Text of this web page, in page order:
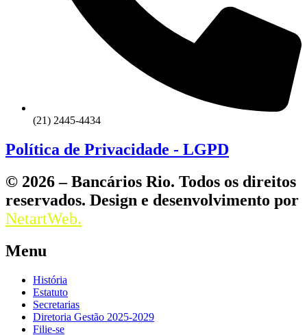
(21) 2445-4434
Política de Privacidade - LGPD
© 2026 – Bancários Rio. Todos os direitos
reservados. Design e desenvolvimento por
NetartWeb.
Menu
História
Estatuto
Secretarias
Diretoria Gestão 2025-2029
Filie-se